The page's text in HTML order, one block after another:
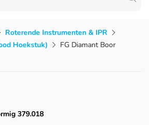
Roterende Instrumenten & IPR
Hoekstuk)
FG Diamant Boor
379.018